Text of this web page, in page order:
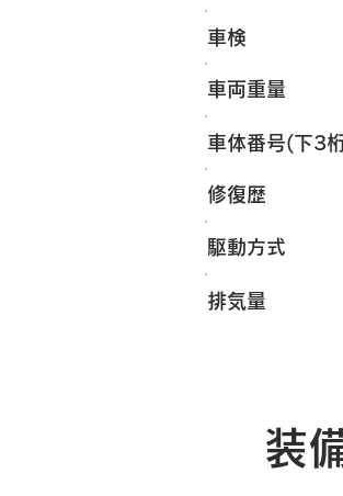
車検
車両重量
車体番号(下3
​修復歴
​駆動方式
排気量
装